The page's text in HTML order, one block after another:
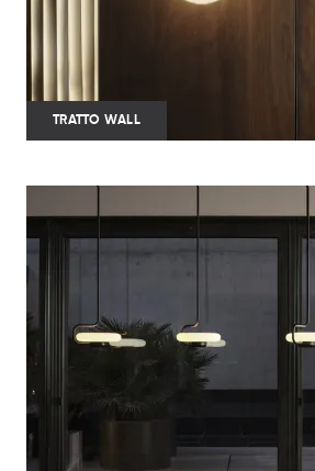
TRATTO WALL